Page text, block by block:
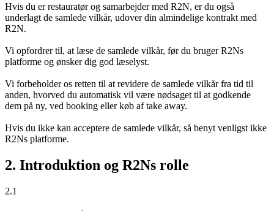
Hvis du er restauratør og samarbejder med R2N, er du også
underlagt de samlede vilkår, udover din almindelige kontrakt med
R2N.
Vi opfordrer til, at læse de samlede vilkår, før du bruger R2Ns
platforme og ønsker dig god læselyst.
Vi forbeholder os retten til at revidere de samlede vilkår fra tid til
anden, hvorved du automatisk vil være nødsaget til at godkende
dem på ny, ved booking eller køb af take away.
Hvis du ikke kan acceptere de samlede vilkår, så benyt venligst ikke
R2Ns platforme.
2. Introduktion og R2Ns rolle
2.1